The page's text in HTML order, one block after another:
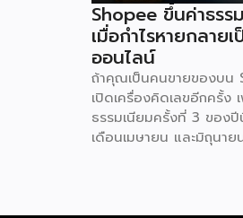
Shopee ขึ้นค่าธร
เมื่อกำไรหายกลา
ออนไลน์
ถ้าคุณเป็นคนขายของบน
เปิดเครื่องคิดเลขอีกครั้ง
ธรรมเนียมครั้งที่ 3 ของ
เดือนเมษายน และมิถุนา